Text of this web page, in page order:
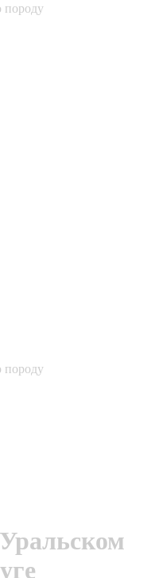
породу
породу